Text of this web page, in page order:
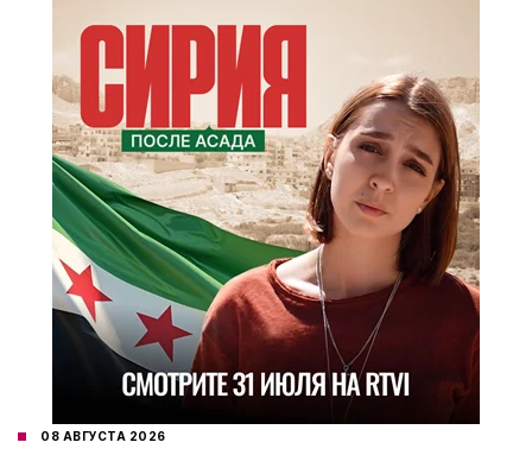
08 АВГУСТА 2026